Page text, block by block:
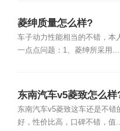
菱绅质量怎么样?
车子动力性能相当的不错，本
一点点问题：1、菱绅所采用...
东南汽车v5菱致怎么样
东南汽车v5菱致这车还是不错
好，性价比高，口碑不错，值